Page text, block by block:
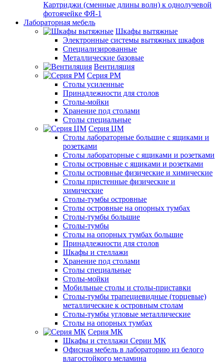
Картриджи (сменные длины волн) к однолучевой
фотоячейке ФЯ-1
Лабораторная мебель
Шкафы вытяжные
Электронные системы вытяжных шкафов
Специализированные
Металлические базовые
Вентиляция
Серия РМ
Столы усиленные
Принадлежности для столов
Столы-мойки
Хранение под столами
Столы специальные
Серия ЦМ
Столы лабораторные большие с ящиками и
розетками
Столы лабораторные с ящиками и розетками
Столы островные с ящиками и розетками
Столы островные физические и химические
Столы пристенные физические и
химические
Столы-тумбы островные
Столы островные на опорных тумбах
Столы-тумбы большие
Столы-тумбы
Столы на опорных тумбах большие
Принадлежности для столов
Шкафы и стеллажи
Хранение под столами
Столы специальные
Столы-мойки
Мобильные столы и столы-приставки
Столы-тумбы трапециевидные (торцевые)
металлические к островным столам
Столы-тумбы угловые металлические
Столы на опорных тумбах
Серия МК
Шкафы и стеллажи Серии МК
Офисная мебель в лабораторию из белого
влагостойкого меламина